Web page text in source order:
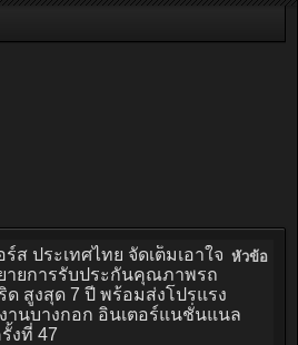
หัวข้อ
ส ประเทศไทย จัดเต็มเอาใจ
ายการรับประกันคุณภาพรถ
ด สูงสุด 7 ปี พร้อมส่งโปรแรง
านบางกอก อินเตอร์แนชั่นแนล
งที่ 47